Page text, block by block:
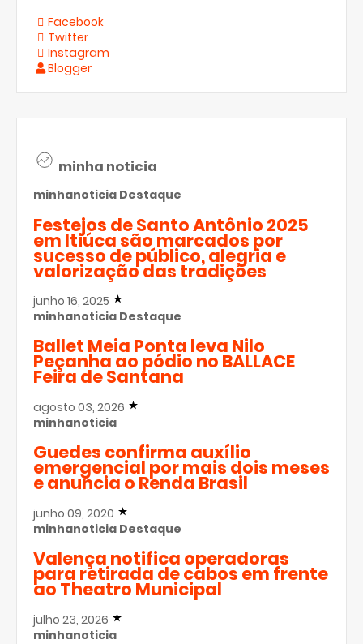
Facebook
Twitter
Instagram
Blogger
minha noticia
minhanoticia Destaque
Festejos de Santo Antônio 2025
em Itiúca são marcados por
sucesso de público, alegria e
valorização das tradições
junho 16, 2025
minhanoticia Destaque
Ballet Meia Ponta leva Nilo
Peçanha ao pódio no BALLACE
Feira de Santana
agosto 03, 2026
minhanoticia
Guedes confirma auxílio
emergencial por mais dois meses
e anuncia o Renda Brasil
junho 09, 2020
minhanoticia Destaque
Valença notifica operadoras
para retirada de cabos em frente
ao Theatro Municipal
julho 23, 2026
minhanoticia